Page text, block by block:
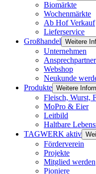
Biomärkte
Wochenmärkte
Ab Hof Verkauf
Lieferservice
Großhandel Weitere
Unternehmen
Ansprechpartner
Webshop
Neukunde
Produkte Weitere
Fleisch, Wurst,
MoPro & Eier
Leitbild
Haltbare
TAGWERK aktiv
Förderverein
Projekte
Mitglied werden
Pioniere